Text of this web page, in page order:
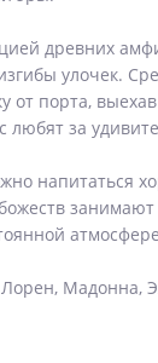
древних
улочек.
порта,
за
напитаться
Мадонна,